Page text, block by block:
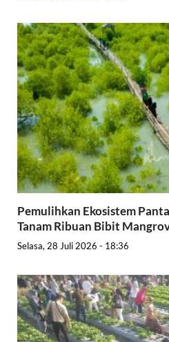
Pemulihkan Ekosistem
Tanam Ribuan Bibit
Selasa, 28 Juli 2026 - 18:36